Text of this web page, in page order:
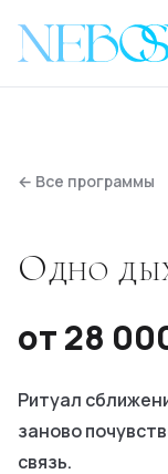
← Все программы
Одно
от 28
Ритуал
заново
связь.